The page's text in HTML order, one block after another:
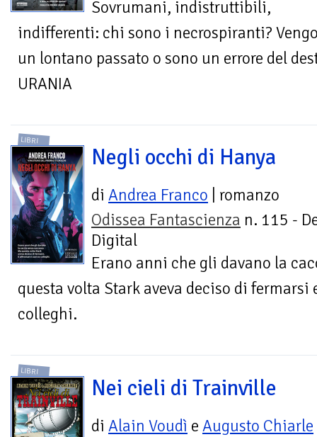
Sovrumani, indistruttibili,
indifferenti: chi sono i necrospiranti?
un lontano passato o sono un errore del
URANIA
LIBRI
Negli occhi di Hanya
di Andrea Franco | romanzo
Odissea Fantascienza n. 115 -
Digital
Erano anni che gli davano la
questa volta Stark aveva deciso di fermarsi
colleghi.
LIBRI
Nei cieli di Trainville
di Alain Voudì e Augusto Chiarle